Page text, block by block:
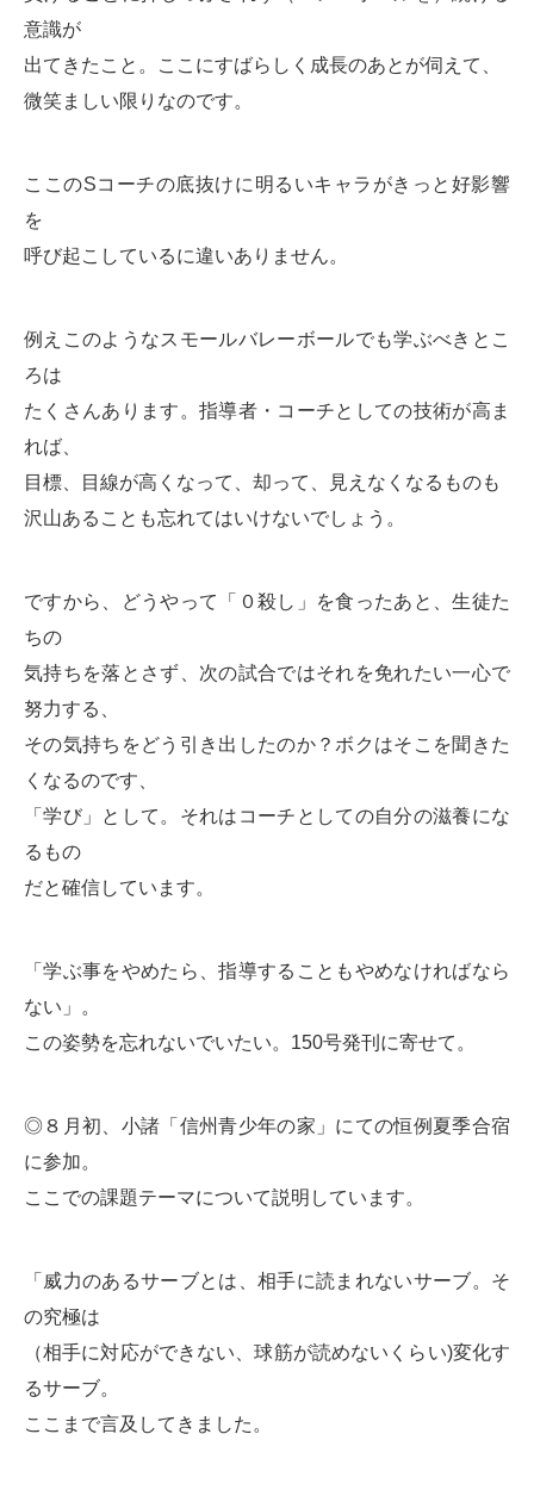
意識が
出てきたこと。ここにすばらしく成長のあとが伺えて、
微笑ましい限りなのです。
ここのSコーチの底抜けに明るいキャラがきっと好影響
を
呼び起こしているに違いありません。
例えこのようなスモールバレーボールでも学ぶべきとこ
ろは
たくさんあります。指導者・コーチとしての技術が高ま
れば、
目標、目線が高くなって、却って、見えなくなるものも
沢山あることも忘れてはいけないでしょう。
ですから、どうやって「０殺し」を食ったあと、生徒た
ちの
気持ちを落とさず、次の試合ではそれを免れたい一心で
努力する、
その気持ちをどう引き出したのか？ボクはそこを聞きた
くなるのです、
「学び」として。それはコーチとしての自分の滋養にな
るもの
だと確信しています。
「学ぶ事をやめたら、指導することもやめなければなら
ない」。
この姿勢を忘れないでいたい。150号発刊に寄せて。
◎８月初、小諸「信州青少年の家」にての恒例夏季合宿
に参加。
ここでの課題テーマについて説明しています。
「威力のあるサーブとは、相手に読まれないサーブ。そ
の究極は
（相手に対応ができない、球筋が読めないくらい)変化す
るサーブ。
ここまで言及してきました。